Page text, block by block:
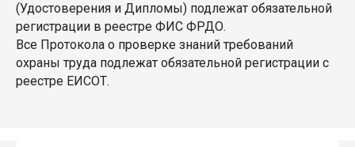
(Удостоверения и Дипломы) подлежат обязательной
регистрации в реестре ФИС ФРДО.
Все Протокола о проверке знаний требований
охраны труда подлежат обязательной регистрации с
реестре ЕИСОТ.